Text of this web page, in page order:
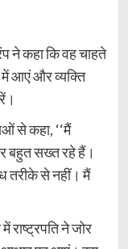
ने कहा कि वह चाहते
आएं और व्यक्ति
से कहा, ‘‘मैं
बहुत सख्त रहे हैं।
तरीके से नहीं। मैं
राष्ट्रपति ने जोर